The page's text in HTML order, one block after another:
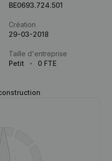
BE0693.724.501
Création
29-03-2018
Taille d'entreprise
Petit
0 FTE